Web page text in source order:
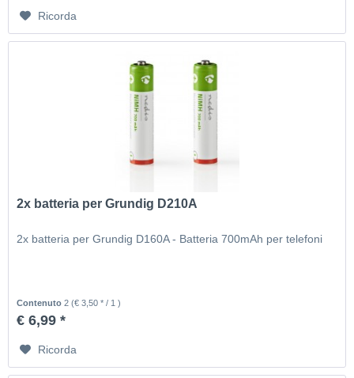
Ricorda
2x batteria per Grundig D210A
2x batteria per Grundig D160A - Batteria 700mAh per telefoni
Contenuto2(€ 3,50 * / 1 )
€ 6,99 *
Ricorda